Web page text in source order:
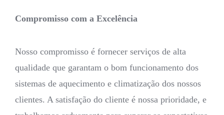
Compromisso com a Excelência
Nosso compromisso é fornecer serviços de alta
qualidade que garantam o bom funcionamento dos
sistemas de aquecimento e climatização dos nossos
clientes. A satisfação do cliente é nossa prioridade, e